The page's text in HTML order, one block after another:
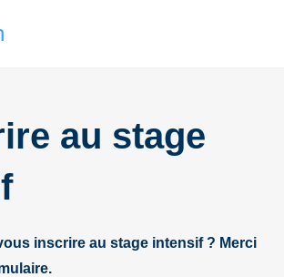
au stage
inscrire au stage intensif ? Merci